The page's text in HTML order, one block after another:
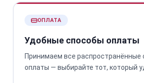
ОПЛАТА
Удобные способы оплаты
Принимаем все распространённые
оплаты — выбирайте тот, который